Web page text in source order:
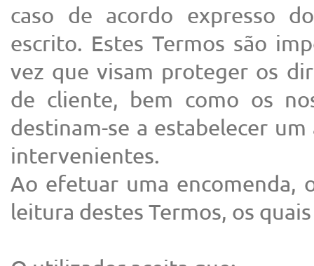
caso de acordo expresso
escrito. Estes Termos são
vez que visam proteger os
de cliente, bem como os
destinam-se a estabelecer
intervenientes.
Ao efetuar uma encomenda,
leitura destes Termos, os